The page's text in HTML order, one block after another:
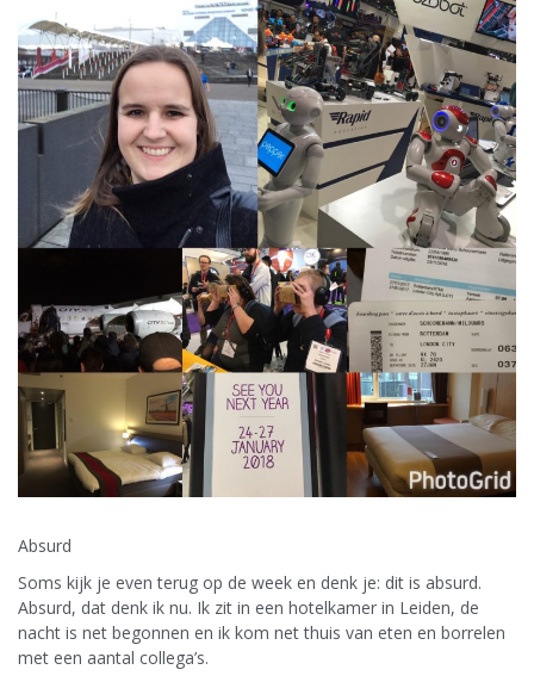
Absurd
Soms kijk je even terug op de week en denk je: dit is absurd.
Absurd, dat denk ik nu. Ik zit in een hotelkamer in Leiden, de
nacht is net begonnen en ik kom net thuis van eten en borrelen
met een aantal collega’s.